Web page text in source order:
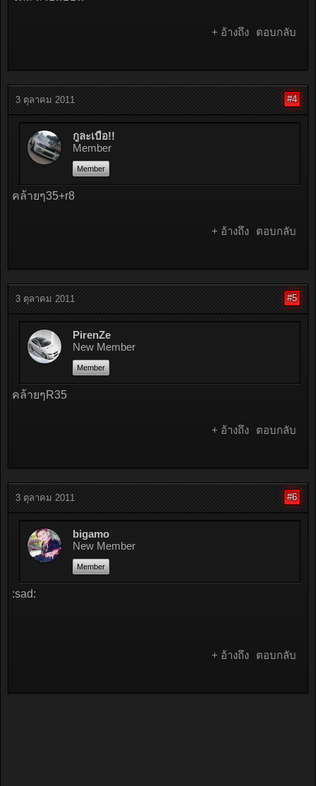
+ อ้างถึง ตอบกลับ
3 ตุลาคม 2011 #4
กูละเบื่อ!!
Member
Member
คล้ายๆ35+r8
+ อ้างถึง ตอบกลับ
3 ตุลาคม 2011 #5
PirenZe
New Member
Member
คล้ายๆR35
+ อ้างถึง ตอบกลับ
3 ตุลาคม 2011 #6
bigamo
New Member
Member
:sad:
+ อ้างถึง ตอบกลับ